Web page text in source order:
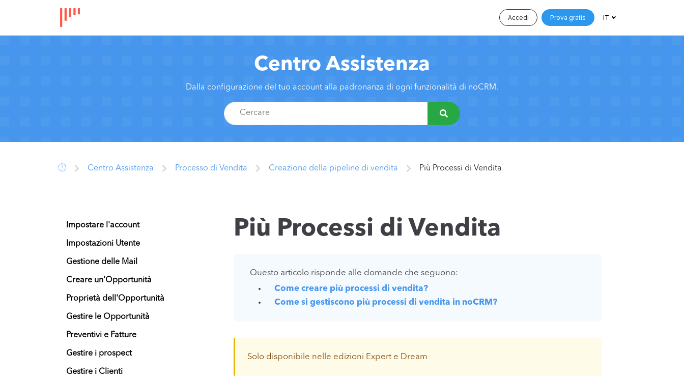
Accedi Prova gratis IT
Centro Assistenza
Dalla configurazione del tuo account alla padronanza di ogni funzionalità di noCRM.
Centro Assistenza Processo di Vendita Creazione della pipeline di vendita Più Processi di Vendita
Impostare l'account
Impostazioni Utente
Gestione delle Mail
Creare un'Opportunità
Proprietà dell'Opportunità
Gestire le Opportunità
Preventivi e Fatture
Gestire i prospect
Gestire i Clienti
Più Processi di Vendita
Questo articolo risponde alle domande che seguono:
Come creare più processi di vendita?
Come si gestiscono più processi di vendita in noCRM?
Solo disponibile nelle edizioni Expert e Dream